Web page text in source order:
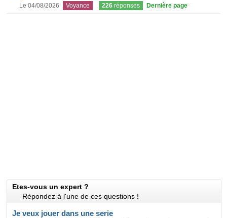
Le 04/08/2026 Voyance 226 réponses Dernière page
Etes-vous un expert ?
Répondez à l'une de ces questions !
Je veux jouer dans une serie